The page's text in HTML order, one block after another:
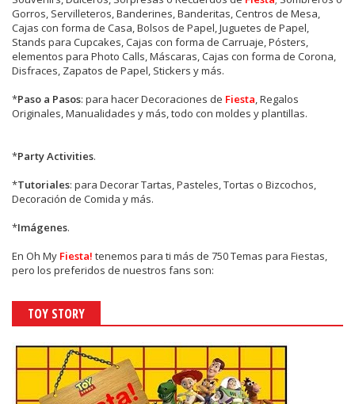
Gorros, Servilleteros, Banderines, Banderitas, Centros de Mesa,
Cajas con forma de Casa, Bolsos de Papel, Juguetes de Papel,
Stands para Cupcakes, Cajas con forma de Carruaje, Pósters,
elementos para Photo Calls, Máscaras, Cajas con forma de Corona,
Disfraces, Zapatos de Papel, Stickers y más.
*Paso a Pasos: para hacer Decoraciones de Fiesta, Regalos
Originales, Manualidades y más, todo con moldes y plantillas.
*Party Activities.
*Tutoriales: para Decorar Tartas, Pasteles, Tortas o Bizcochos,
Decoración de Comida y más.
*Imágenes.
En Oh My Fiesta! tenemos para ti más de 750 Temas para Fiestas,
pero los preferidos de nuestros fans son:
TOY STORY